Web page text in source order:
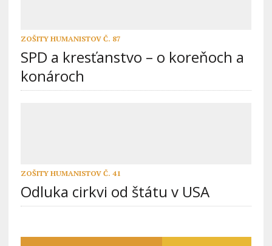
ZOŠITY HUMANISTOV Č. 87
SPD a kresťanstvo – o koreňoch a
konároch
ZOŠITY HUMANISTOV Č. 41
Odluka cirkvi od štátu v USA